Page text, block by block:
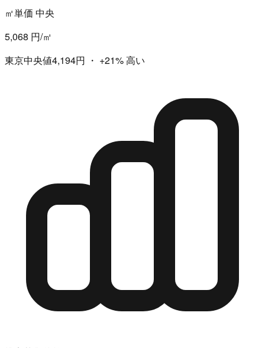
㎡単価 中央
5,068 円/㎡
東京中央値4,194円 ・ +21%高い